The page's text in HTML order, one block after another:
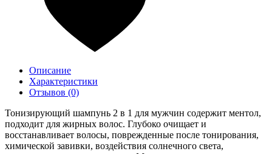
Описание
Характеристики
Отзывов (0)
Тонизирующий шампунь 2 в 1 для мужчин содержит ментол,
подходит для жирных волос. Глубоко очищает и
восстанавливает волосы, поврежденные после тонирования,
химической завивки, воздействия солнечного света,